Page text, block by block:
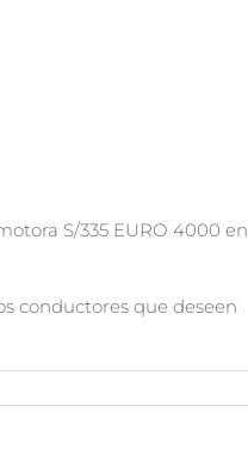
S/335 EURO 4000 en
conductores que deseen